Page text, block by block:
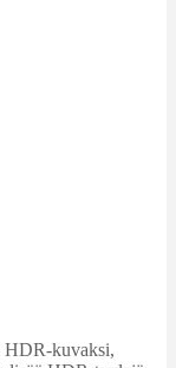
HDR-kuvaksi,